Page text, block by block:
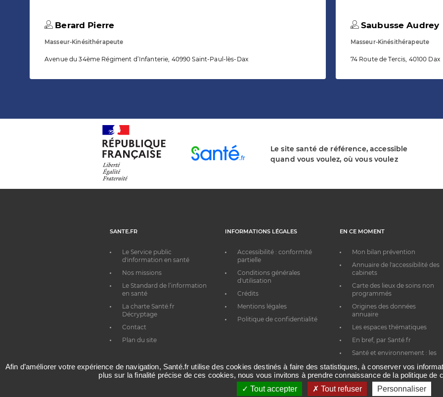
Berard Pierre
Masseur-Kinésithérapeute
Avenue du 34ème Régiment d’Infanterie, 40990 Saint-Paul-lès-Dax
Saubusse Audrey
Masseur-Kinésithérapeute
74 Route de Tercis, 40100 Dax
Le site santé de référence, accessible
quand vous voulez, où vous voulez
SANTE.FR
Le Service public
d'information en santé
Nos missions
Le Standard de l’information
en santé
La charte Santé.fr
Décryptage
Contact
Plan du site
INFORMATIONS LÉGALES
Accessibilité : conformité
partielle
Conditions générales
d'utilisation
Crédits
Mentions légales
Politique de confidentialité
EN CE MOMENT
Mon bilan prévention
Annuaire de l'accessibilité des
cabinets
Carte des lieux de soins non
programmés
Origines des données
annuaire
Les espaces thématiques
En bref, par Santé.fr
Santé et environnement : les
Afin d’améliorer votre expérience de navigation, Santé.fr utilise des cookies destinés à faire des statistiques, à conserver vos
plus sur la finalité précise de ces cookies, nous vous invitons à prendre connaissance de la politique de
Tout accepter
Tout refuser Personnaliser